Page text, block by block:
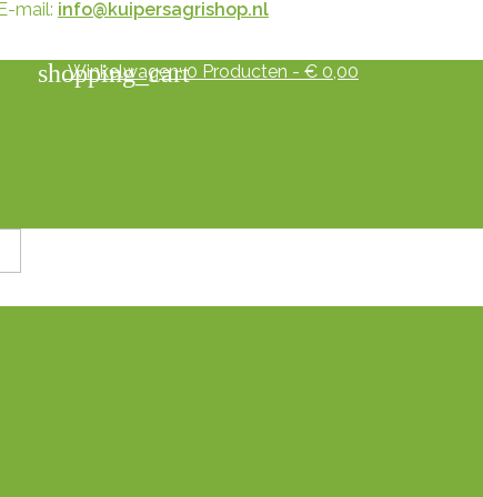
mail: info@kuipersagrishop.nl
shopping_cart
Winkelwagen: 0 Producten - € 0,00